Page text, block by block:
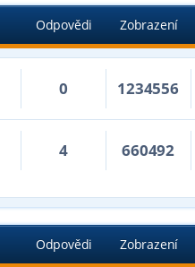
Odpovědi Zobrazení
0 1234556
4 660492
Odpovědi Zobrazení